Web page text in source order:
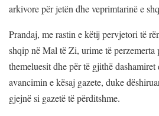
arkivore për jetën dhe veprimtarinë e
Prandaj, me rastin e këtij pervjetori të
shqip në Mal të Zi, urime të perzemerta
themeluesit dhe për të gjithë
avancimin e kësaj gazete, duke
gjejnë si gazetë të përditshme.